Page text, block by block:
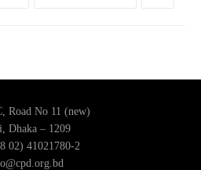
Road No 11 (new)
Dhaka – 1209
02) 41021780-2